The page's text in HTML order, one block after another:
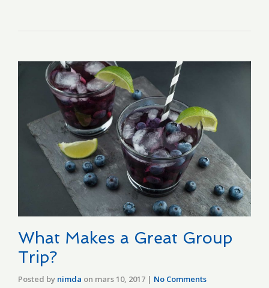
What Makes a Great Group
Trip?
Posted by nimda on mars 10, 2017 | No Comments